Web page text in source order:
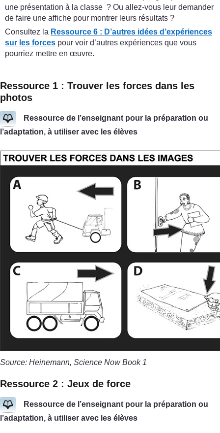
une présentation à la classe ? Ou allez-vous leur demander
de faire une affiche pour montrer leurs résultats ?
Consultez la Ressource 6 : D’autres idées d’expériences
sur les forces pour voir d’autres expériences que vous
pourriez mettre en œuvre.
Ressource 1 : Trouver les forces dans les
photos
Ressource de l’enseignant pour la préparation ou
l’adaptation, à utiliser avec les élèves
Source: Heinemann, Science Now Book 1
Ressource 2 : Jeux de force
Ressource de l’enseignant pour la préparation ou
l’adaptation, à utiliser avec les élèves